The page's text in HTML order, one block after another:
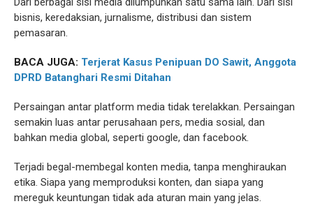
bisnis, keredaksian, jurnalisme, distribusi dan sistem
pemasaran.
BACA JUGA: Terjerat Kasus Penipuan DO Sawit, Anggota
DPRD Batanghari Resmi Ditahan
Persaingan antar platform media tidak terelakkan. Persaingan
semakin luas antar perusahaan pers, media sosial, dan
bahkan media global, seperti google, dan facebook.
Terjadi begal-membegal konten media, tanpa menghiraukan
etika. Siapa yang memproduksi konten, dan siapa yang
mereguk keuntungan tidak ada aturan main yang jelas.